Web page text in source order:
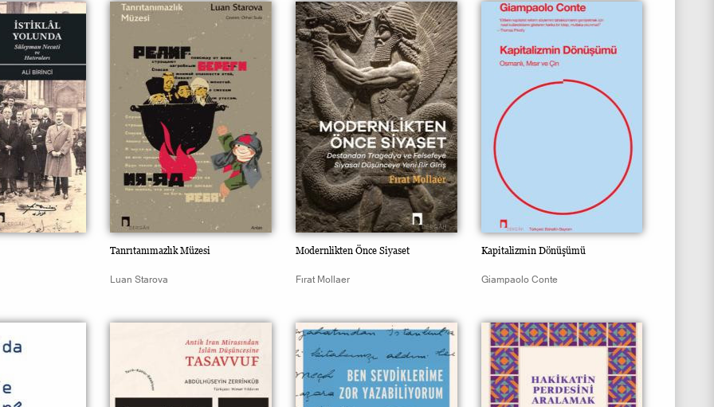
Tanrıtanımazlık Müzesi
Luan Starova
Modernlikten Önce Siyaset
Fırat Mollaer
Kapitalizmin Dönüşümü
Giampaolo Conte